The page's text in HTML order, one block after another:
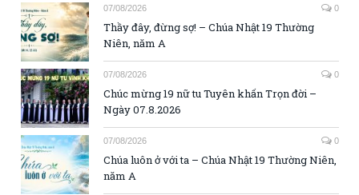
07/08/2026 0
Thầy đây, đừng sợ! – Chúa Nhật 19 Thường
Niên, năm A
07/08/2026 0
Chúc mừng 19 nữ tu Tuyên khấn Trọn đời –
Ngày 07.8.2026
07/08/2026 0
Chúa luôn ở với ta – Chúa Nhật 19 Thường Niên,
năm A